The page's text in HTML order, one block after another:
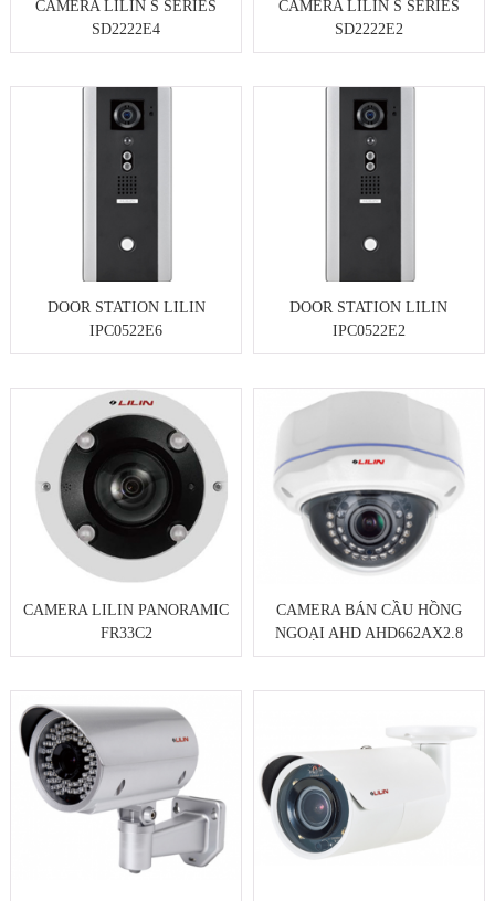
CAMERA LILIN S SERIES
SD2222E4
CAMERA LILIN S SERIES
SD2222E2
DOOR STATION LILIN
IPC0522E6
DOOR STATION LILIN
IPC0522E2
CAMERA LILIN PANORAMIC
FR33C2
CAMERA BÁN CẦU HỒNG
NGOẠI AHD AHD662AX2.8